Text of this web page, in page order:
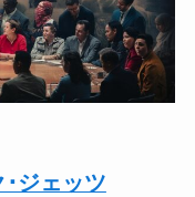
ジェッツ